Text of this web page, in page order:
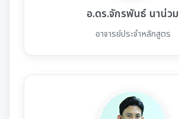
อ.ดร.จักรพันธ์ นาน่วม
อาจารย์ประจำหลักสูตร